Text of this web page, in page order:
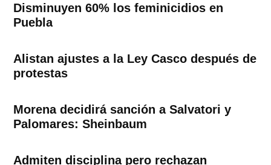
Disminuyen 60% los feminicidios en
Puebla
Alistan ajustes a la Ley Casco después de
protestas
Morena decidirá sanción a Salvatori y
Palomares: Sheinbaum
Admiten disciplina pero rechazan